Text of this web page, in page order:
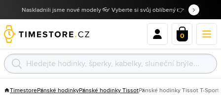
Naskladnili jsme nové modely 👓 Vyberte si svůj oblíbený 👉
0
TimestorePánské hodinkyPánské hodinky TissotPánské hodinky Tissot T-Sport